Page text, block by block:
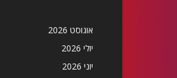
אוגוסט 2026
יולי 2026
יוני 2026